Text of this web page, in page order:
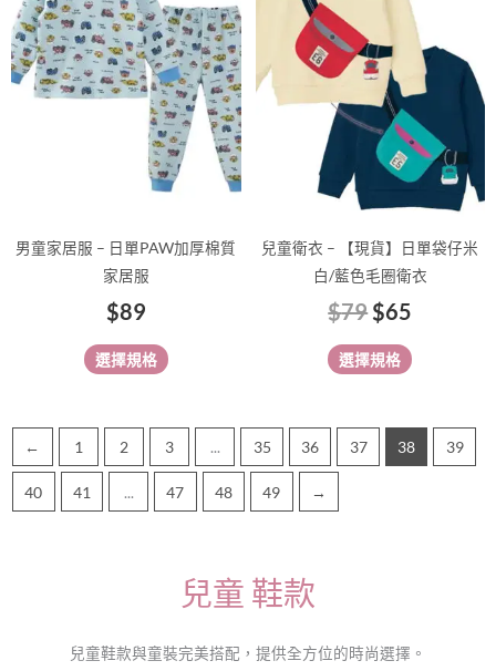
男童家居服 – 日單PAW加厚棉質
家居服
$89
選擇規格
有
多
種
款
式。
頁
面
選
擇
選
兒童衛衣 – 【現貨】日單袋仔米
白/藍色毛圈衛衣
$79
格：
$79。
$65
格：
$65。
選擇規格
多
種
款
式。
可
產
頁
面
選
擇
選
← 1 2 3 ... 35 36 37 38 39
40 41 ... 47 48 49 →
兒童 鞋款
兒童鞋款與童裝完美搭配，提供全方位的時尚選擇。